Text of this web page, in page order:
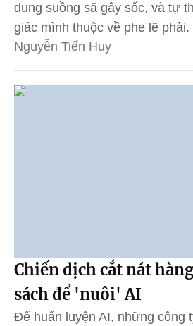
dung suồng sã gây sốc, và tự
giác mình thuộc về phe lẽ phải.
Nguyễn Tiến Huy
Chiến dịch cắt nát
sách để 'nuôi' AI
Để huấn luyện AI, những công